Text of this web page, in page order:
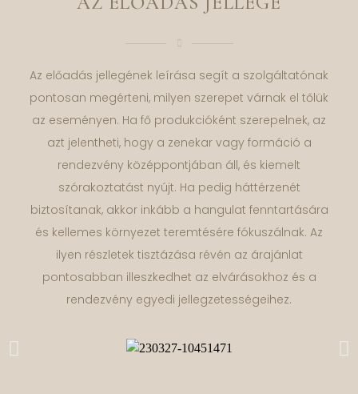
Az előadás jellegének leírása segít a szolgáltatónak
pontosan megérteni, milyen szerepet várnak el tőlük
az eseményen. Ha fő produkcióként szerepelnek, az
azt jelentheti, hogy a zenekar vagy formáció a
rendezvény középpontjában áll, és kiemelt
szórakoztatást nyújt. Ha pedig háttérzenét
biztosítanak, akkor inkább a hangulat fenntartására
és kellemes környezet teremtésére fókuszálnak. Az
ilyen részletek tisztázása révén az árajánlat
pontosabban illeszkedhet az elvárásokhoz és a
rendezvény egyedi jellegzetességeihez.